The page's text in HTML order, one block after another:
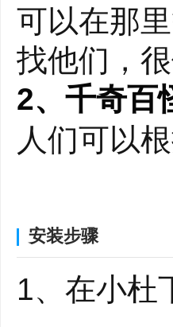
可以在那
找他们，
2、千奇百
人们可以
器，就可
3、对电子
游戏内覆
安装步骤
1、在小杜